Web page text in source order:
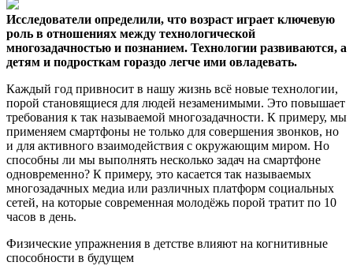
Исследователи определили, что возраст играет ключевую
роль в отношениях между технологической
многозадачностью и познанием. Технологии развиваются, а
детям и подросткам гораздо легче ими овладевать.
Каждый год привносит в нашу жизнь всё новые технологии,
порой становящиеся для людей незаменимыми. Это повышает
требования к так называемой многозадачности. К примеру, мы
применяем смартфоны не только для совершения звонков, но
и для активного взаимодействия с окружающим миром. Но
способны ли мы выполнять несколько задач на смартфоне
одновременно? К примеру, это касается так называемых
многозадачных медиа или различных платформ социальных
сетей, на которые современная молодёжь порой тратит по 10
часов в день.
Физические упражнения в детстве влияют на когнитивные
способности в будущем